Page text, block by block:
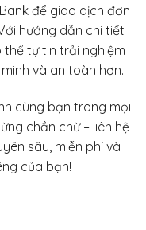
để giao dịch đơn
hướng dẫn chi tiết
tự tin trải nghiệm
và an toàn hơn.
cùng bạn trong mọi
chần chừ – liên hệ
sâu, miễn phí và
của bạn!